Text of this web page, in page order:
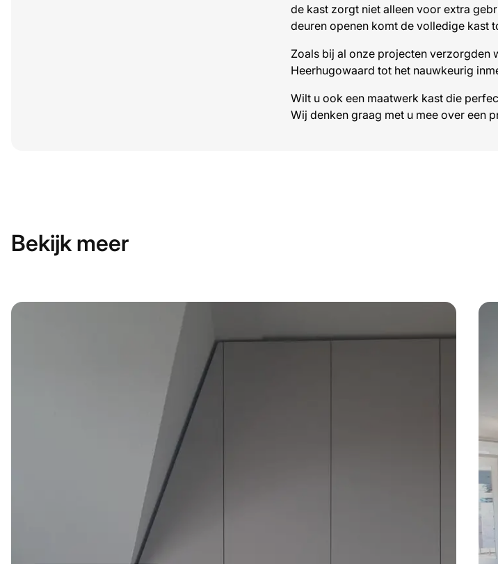
de kast zorgt niet alleen voor extra
deuren openen komt de volledige kast
Zoals bij al onze projecten verzorgden
Heerhugowaard tot het nauwkeurig
Wilt u ook een maatwerk kast die
Wij denken graag met u mee over een
Bekijk meer